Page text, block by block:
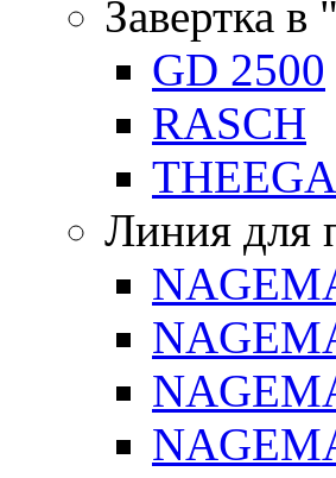
Завертка
GD 2500
RASCH
Линия для